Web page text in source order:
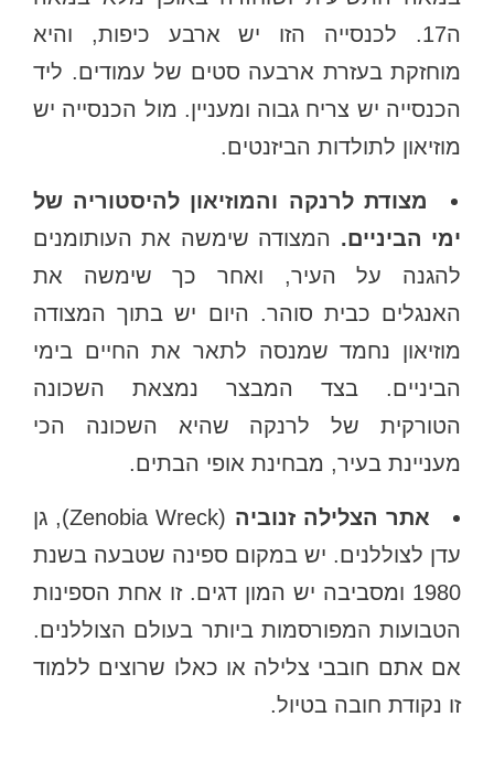
ה17. לכנסייה הזו יש ארבע כיפות, והיא
מוחזקת בעזרת ארבעה סטים של עמודים. ליד
הכנסייה יש צריח גבוה ומעניין. מול הכנסייה יש
מוזיאון לתולדות הביזנטים.
מצודת לרנקה והמוזיאון להיסטוריה של
ימי הביניים.המצודה שימשה את העותומנים
להגנה על העיר, ואחר כך שימשה את
האנגלים כבית סוהר. היום יש בתוך המצודה
מוזיאון נחמד שמנסה לתאר את החיים בימי
הביניים. בצד המבצר נמצאת השכונה
הטורקית של לרנקה שהיא השכונה הכי
מעניינת בעיר, מבחינת אופי הבתים.
אתר הצלילה זנוביה
(Zenobia Wreck), גן
עדן לצוללנים. יש במקום ספינה שטבעה בשנת
1980 ומסביבה יש המון דגים. זו אחת הספינות
הטבועות המפורסמות ביותר בעולם הצוללנים.
אם אתם חובבי צלילה או כאלו שרוצים ללמוד
זו נקודת חובה בטיול.